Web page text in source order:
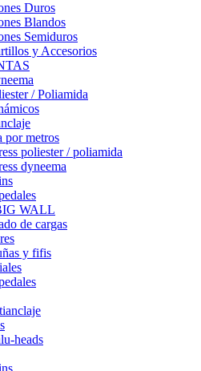
Duros
Blandos
Semiduros
y Accesorios
/ Poliamida
por metros
poliester / poliamida
dyneema
WALL
de cargas
y fifis
heads